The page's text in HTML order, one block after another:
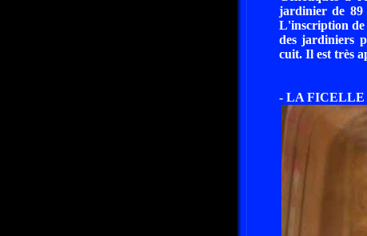
jardinier de 89
L'inscription de
des jardiniers
cuit. Il est très
- LA FICELLE